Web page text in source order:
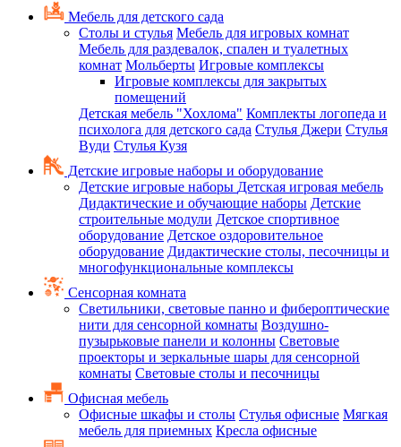
Мебель для детского сада
Столы и стулья Мебель для игровых комнат
Мебель для раздевалок, спален и туалетных
комнат Мольберты Игровые комплексы
Игровые комплексы для закрытых
помещений
Детская мебель "Хохлома" Комплекты логопеда и
психолога для детского сада Стулья Джери Стулья
Вуди Стулья Кузя
Детские игровые наборы и оборудование
Детские игровые наборы Детская игровая мебель
Дидактические и обучающие наборы Детские
строительные модули Детское спортивное
оборудование Детское оздоровительное
оборудование Дидактические столы, песочницы и
многофункциональные комплексы
Сенсорная комната
Светильники, световые панно и фибероптические
нити для сенсорной комнаты Воздушно-
пузырьковые панели и колонны Световые
проекторы и зеркальные шары для сенсорной
комнаты Световые столы и песочницы
Офисная мебель
Офисные шкафы и столы Стулья офисные Мягкая
мебель для приемных Кресла офисные